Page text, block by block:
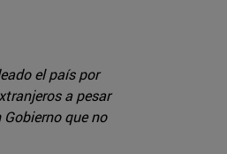
el país por
a pesar
que no